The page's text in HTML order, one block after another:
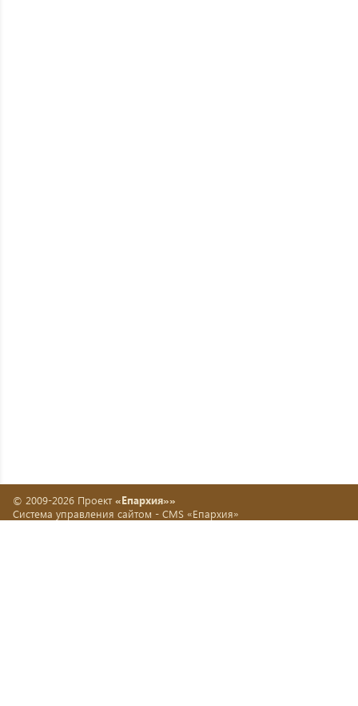
© 2009-2026 Проект «Епархия»»
Система управления сайтом - CMS «Епархия»